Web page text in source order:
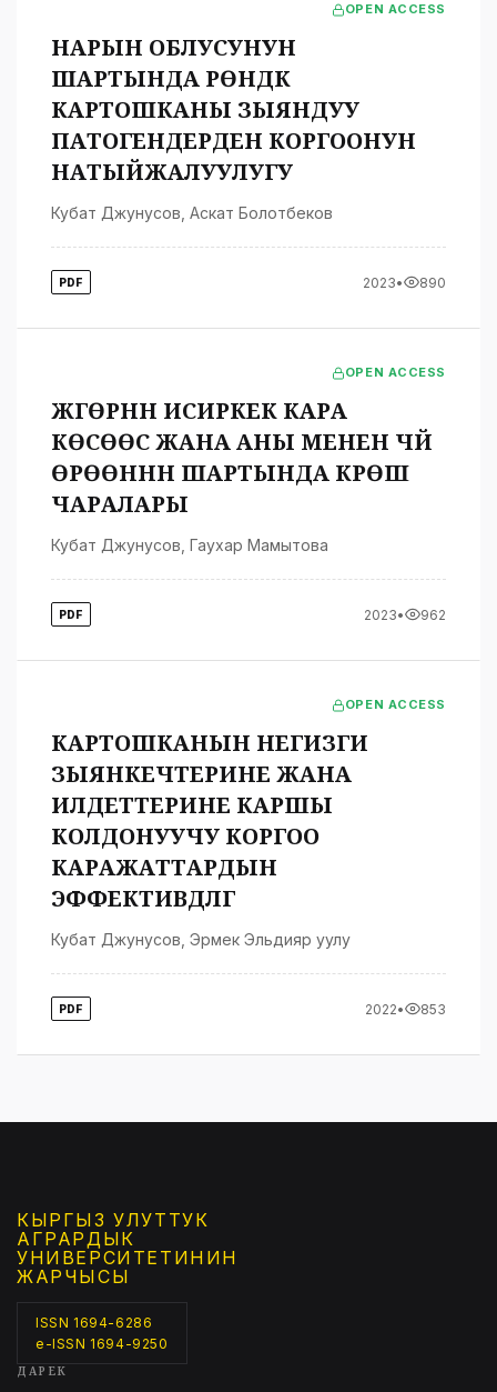
OPEN ACCESS
НАРЫН ОБЛУСУНУН
ШАРТЫНДА ҮРӨНДҮК
КАРТОШКАНЫ ЗЫЯНДУУ
ПАТОГЕНДЕРДЕН КОРГООНУН
НАТЫЙЖАЛУУЛУГУ
Кубат Джунусов Аскат Болотбеков
PDF 2023• 890
OPEN ACCESS
ЖҮГӨРҮНҮН ИСИРКЕК КАРА
КӨСӨӨСҮ ЖАНА АНЫ МЕНЕН ЧҮЙ
ӨРӨӨНҮНҮН ШАРТЫНДА КҮРӨШҮҮ
ЧАРАЛАРЫ
Кубат Джунусов Гаухар Мамытова
PDF 2023• 962
OPEN ACCESS
КАРТОШКАНЫН НЕГИЗГИ
ЗЫЯНКЕЧТЕРИНЕ ЖАНА
ИЛДЕТТЕРИНЕ КАРШЫ
КОЛДОНУУЧУ КОРГОО
КАРАЖАТТАРДЫН
ЭФФЕКТИВДҮҮЛҮГҮ
Кубат Джунусов Эрмек Эльдияр уулу
PDF 2022• 853
КЫРГЫЗ УЛУТТУК
АГРАРДЫК
УНИВЕРСИТЕТИНИН
ЖАРЧЫСЫ
ISSN 1694-6286
e-ISSN 1694-9250
ДАРЕК